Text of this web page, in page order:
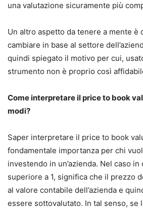
una valutazione sicuramente più
Un altro aspetto da tenere a mente è
cambiare in base al settore
quindi spiegato il motivo per cui,
strumento non è proprio così
Come interpretare il price to book
modi?
Saper interpretare il price to book
fondamentale importanza per chi
investendo in un’azienda. Nel caso
superiore a 1, significa che il prezzo
al valore contabile dell’azienda e
essere sottovalutato. In tal senso, se